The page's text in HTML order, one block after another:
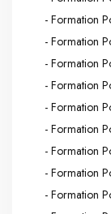
- Formation
- Formation
- Formation
- Formation
- Formation
- Formation
- Formation
- Formation
- Formation